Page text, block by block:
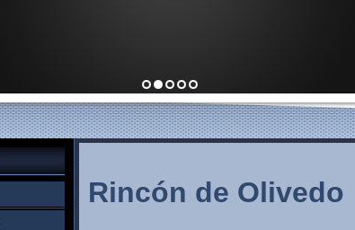
Rincón de Olivedo